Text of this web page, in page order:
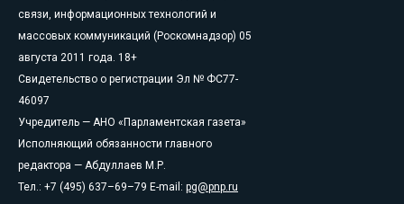
связи, информационных технологий и
массовых коммуникаций (Роскомнадзор) 05
августа 2011 года. 18+
Свидетельство о регистрации Эл № ФС77-
46097
Учредитель — АНО «Парламентская газета»
Исполняющий обязанности главного
редактора — Абдуллаев М.Р.
Тел.: +7 (495) 637–69–79 E-mail: pg@pnp.ru